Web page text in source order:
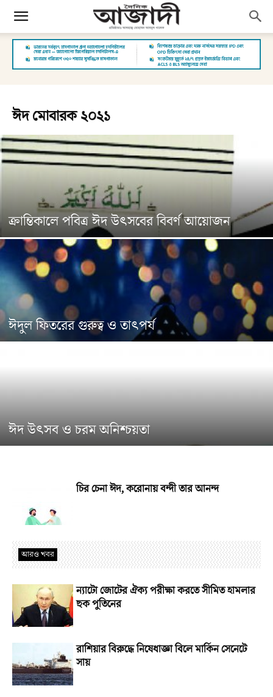
ঈদ মোবারক ২০২১
ক্রান্তিকালে পবিত্র ঈদ উৎসবের বিবর্ণ আয়োজন
ঈদুল ফিতরের গুরুত্ব ও তাৎপর্য
ঈদ উৎসব ও চরম অনিশ্চয়তা
চির চেনা ঈদ, করোনায় বন্দী তার আনন্দ
আরও খবর
ন্যাটো জোটের ঐক্য পরীক্ষা করতে সীমিত হামলার
ছক পুতিনের
রাশিয়ার বিরুদ্ধে নিষেধাজ্ঞা বিলে মার্কিন সেনেটে
সায়